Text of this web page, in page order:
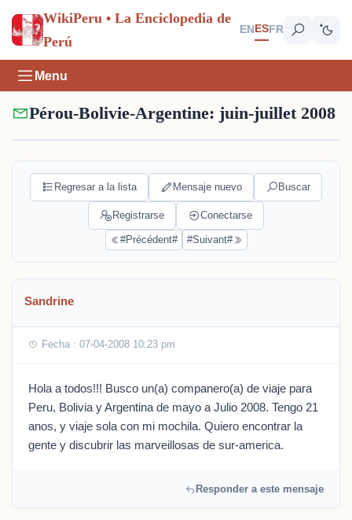
WikiPeru • La Enciclopedia de
Perú
ENESFR
Menu
Pérou-Bolivie-Argentine: juin-juillet 2008
Regresar a la lista Mensaje nuevo Buscar
Registrarse Conectarse
#Précédent# #Suivant#
Sandrine
Fecha : 07-04-2008 10:23 pm
Hola a todos!!! Busco un(a) companero(a) de viaje para
Peru, Bolivia y Argentina de mayo a Julio 2008. Tengo 21
anos, y viaje sola con mi mochila. Quiero encontrar la
gente y discubrir las marveillosas de sur-america.
Responder a este mensaje